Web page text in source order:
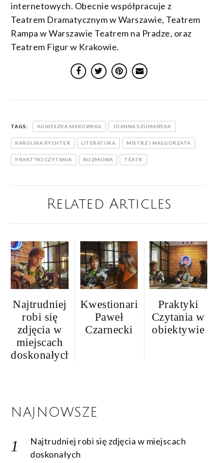
internetowych. Obecnie współpracuje z
Teatrem Dramatycznym w Warszawie, Teatrem
Rampa w Warszawie Teatrem na Pradze, oraz
Teatrem Figur w Krakowie.
TAGS: AGNIESZKA MAKOWSKA JOANNA SZUMAŃSKA
KAROLINA RYCHTER LITERATURA MISTRZ I MAŁGORZATA
PRAKTYKI CZYTANIA ROZMOWA TEATR
Related Articles
Najtrudniej
robi się
zdjęcia w
miejscach
doskonałych
Kwestionariusz:
Paweł
Czarnecki
Praktyki
Czytania w
obiektywie
NAJNOWSZE
Najtrudniej robi się zdjęcia w miejscach
doskonałych